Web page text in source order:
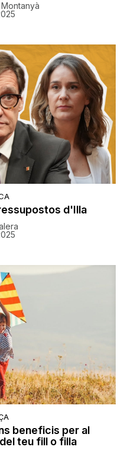
d'Illa
beneficis per al
teu fill o filla